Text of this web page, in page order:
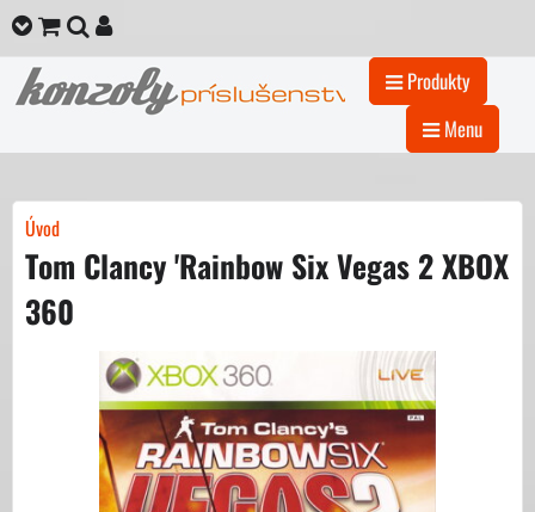
Produkty
Menu
Úvod
Tom Clancy 'Rainbow Six Vegas 2 XBOX
360